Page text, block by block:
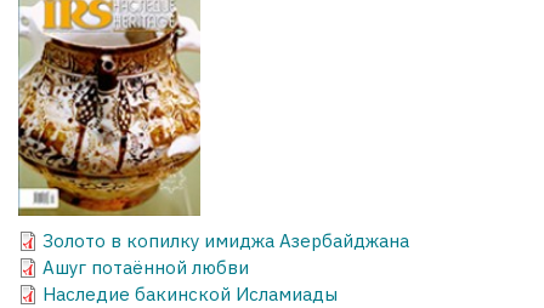
Золото в копилку имиджа Азербайджана
Ашуг потаённой любви
Наследие бакинской Исламиады